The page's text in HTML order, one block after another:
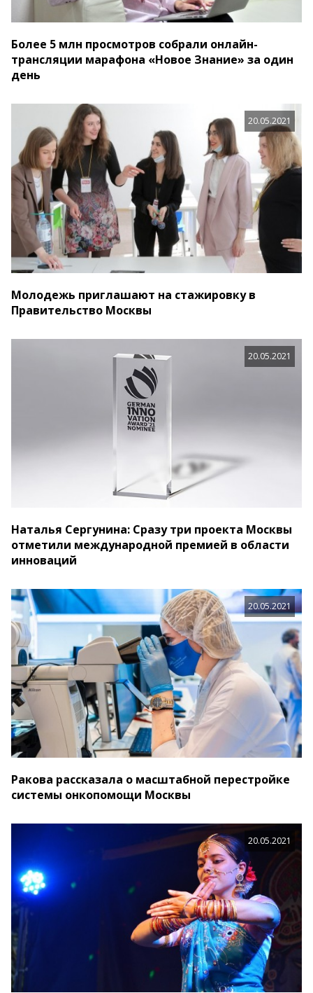
Более 5 млн просмотров собрали онлайн-
трансляции марафона «Новое Знание» за один
день
20.05.2021
Молодежь приглашают на стажировку в
Правительство Москвы
20.05.2021
Наталья Сергунина: Сразу три проекта Москвы
отметили международной премией в области
инноваций
20.05.2021
Ракова рассказала о масштабной перестройке
системы онкопомощи Москвы
20.05.2021